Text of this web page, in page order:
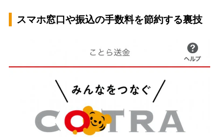
スマホ窓口や振込の手数料を節約する裏技